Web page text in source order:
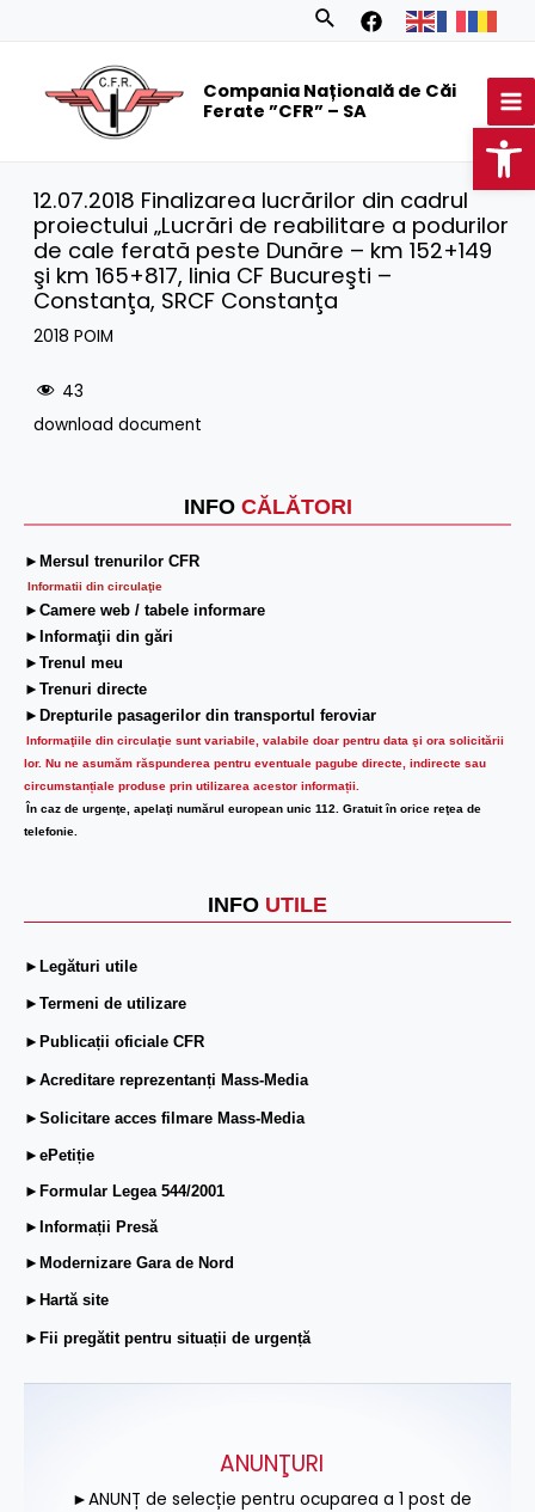
Search
Compania Națională de Căi
Ferate ”CFR” – SA
INFO CĂLĂTORI
►Mersul trenurilor CFR
Informatii din circulaţie
►Camere web / tabele informare
►Informaţii din gări
►Trenul meu
►Trenuri directe
►Drepturile pasagerilor din transportul feroviar
Informaţiile din circulaţie sunt variabile, valabile doar pentru data şi ora solicitării
lor. Nu ne asumăm răspunderea pentru eventuale pagube directe, indirecte sau
circumstanțiale produse prin utilizarea acestor informații.
În caz de urgenţe, apelaţi numărul european unic 112. Gratuit în orice reţea de
telefonie.
INFO UTILE
►Legături utile
►Termeni de utilizare
►Publicații oficiale CFR
►Acreditare reprezentanți Mass-Media
►Solicitare acces filmare Mass-Media
►ePetiție
►Formular Legea 544/2001
►Informații Presă
►Modernizare Gara de Nord
►Hartă site
►Fii pregătit pentru situații de urgență
12.07.2018 Finalizarea lucrărilor din cadrul
proiectului „Lucrări de reabilitare a podurilor
de cale ferată peste Dunăre – km 152+149
şi km 165+817, linia CF Bucureşti –
Constanţa, SRCF Constanţa
2018 POIM
43
download document
ANUNŢURI
►ANUNȚ de selecție pentru ocuparea a 1 post de